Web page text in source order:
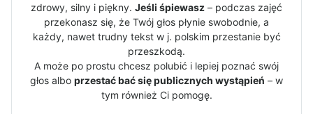
zdrowy, silny i piękny. Jeśli śpiewasz – podczas zajęć
przekonasz się, że Twój głos płynie swobodnie, a
każdy, nawet trudny tekst w j. polskim przestanie być
przeszkodą.
A może po prostu chcesz polubić i lepiej poznać swój
głos albo przestać bać się publicznych wystąpień – w
tym również Ci pomogę.